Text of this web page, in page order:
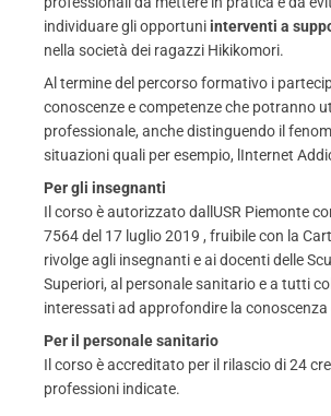
individuare gli opportuniinterventi a
nella società dei ragazzi Hikikomori.
Al termine del percorso formativo i
conoscenze e competenze che potranno
professionale, anche distinguendo il
situazioni quali per esempio, lInternet
Per gli insegnanti
Il corso è autorizzato dallUSR Piemonte
7564 del 17 luglio 2019 , fruibile con la
rivolge agli insegnanti e ai docenti delle
Superiori, al personale sanitario e a tutti
interessati ad approfondire la conoscenza
Per il personale sanitario
Il corso è accreditato per il rilascio di 24
professioni indicate.